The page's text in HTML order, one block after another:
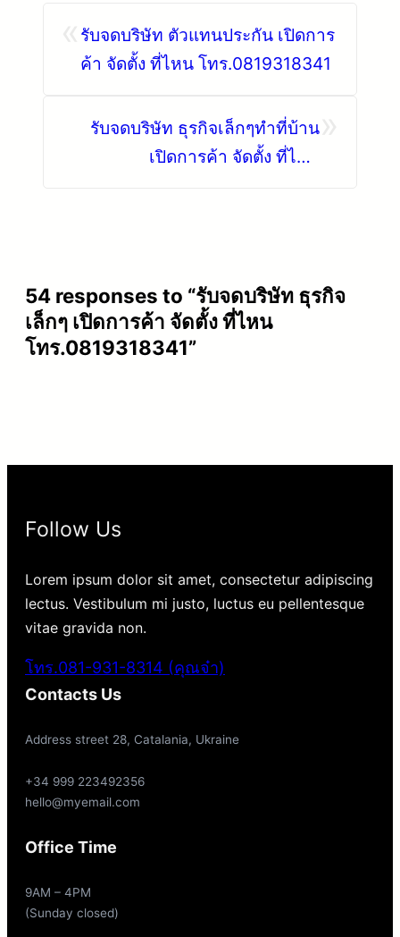
รับจดบริษัท ตัวแทนประกัน เปิดการ
ค้า จัดตั้ง ที่ไหน โทร.0819318341
รับจดบริษัท ธุรกิจเล็กๆทําที่บ้าน
เปิดการค้า จัดตั้ง ที่ไหน
54 responses to “รับจดบริษัท ธุรกิจ
เล็กๆ เปิดการค้า จัดตั้ง ที่ไหน
โทร.0819318341”
Follow Us
Lorem ipsum dolor sit amet, consectetur adipiscing
lectus. Vestibulum mi justo, luctus eu pellentesque
vitae gravida non.
โทร.081-931-8314 (คุณจ๋า)
Contacts Us
Address street 28, Catalania, Ukraine
+34 999 223492356
hello@myemail.com
Office Time
9AM – 4PM
(Sunday closed)